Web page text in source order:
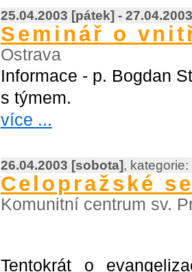
25.04.2003 [pátek] -
Seminář o
Ostrava
Informace - p. Bogdan
s týmem.
více ...
26.04.2003 [sobota], kategorie:
Celopražské
Komunitní centrum sv.
Tentokrát o